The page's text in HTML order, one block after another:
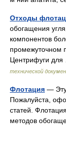
Отходы
обогащения
компонентов
промежуточном
Центрифуги
технической
Флотация — Эту
Пожалуйста,
статей.
методов